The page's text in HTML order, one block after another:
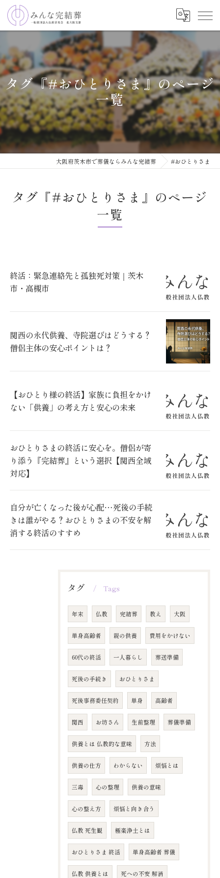
タグ『#おひとりさま』のページ
一覧
大阪府茨木市で葬儀ならみんな完結葬 #おひとりさま
タグ『#おひとりさま』のページ
一覧
終活：緊急連絡先と孤独死対策｜茨木
市・高槻市
関西の永代供養、寺院選びはどうする？
僧侶主体の安心ポイントは？
【おひとり様の終活】家族に負担をかけ
ない「供養」の考え方と安心の未来
おひとりさまの終活に安心を。僧侶が寄
り添う『完結葬』という選択【関西全域
対応】
自分が亡くなった後が心配…死後の手続
きは誰がやる？おひとりさまの不安を解
消する終活のすすめ
タグ Tags
年末 仏教 完結葬 教え 大阪
単身高齢者 親の供養 費用をかけない
60代の終活 一人暮らし 葬送準備
死後の手続き おひとりさま
死後事務委任契約 単身 高齢者
関西 お坊さん 生前整理 葬儀準備
供養とは 仏教的な意味 方法
供養の仕方 わからない 煩悩とは
三毒 心の整理 供養の意味
心の整え方 煩悩と向き合う
仏教 死生観 極楽浄土とは
おひとりさま 終活 単身高齢者 葬儀
仏教 供養とは 死への不安 解消